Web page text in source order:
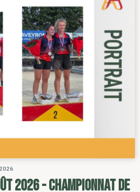
2026 - Championnat de